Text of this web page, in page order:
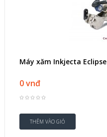
Máy xăm Inkjecta Eclipse
0 vnđ